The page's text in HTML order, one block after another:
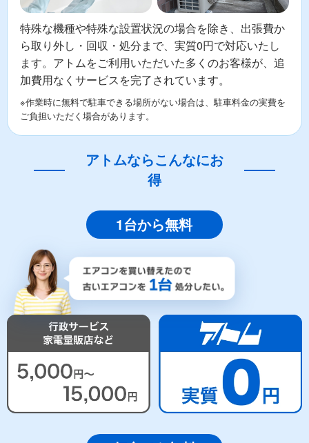
特殊な機種や特殊な設置状況の場合を除き、出張費か
ら取り外し・回収・処分まで、実質0円で対応いたし
ます。アトムをご利用いただいた多くのお客様が、追
加費用なくサービスを完了されています。
※作業時に無料で駐車できる場所がない場合は、駐車料金の実費を
ご負担いただく場合があります。
アトムならこんなにお
得
1台から無料